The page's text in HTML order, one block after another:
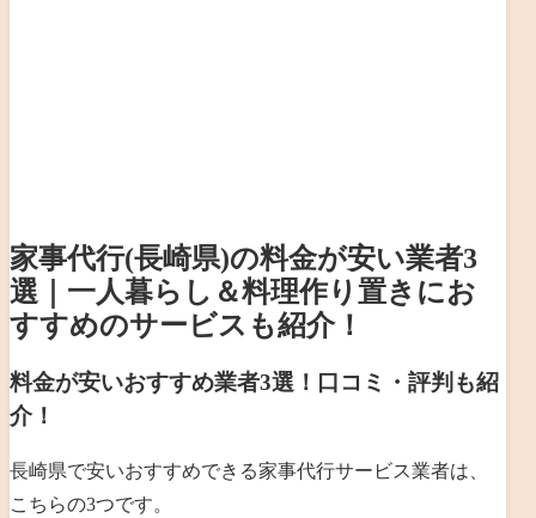
家事代行(長崎県)の料金が安い業者3
選｜一人暮らし＆料理作り置きにお
すすめのサービスも紹介！
料金が安いおすすめ業者3選！口コミ・評判も紹
介！
長崎県で安いおすすめできる家事代行サービス業者は、
こちらの3つです。